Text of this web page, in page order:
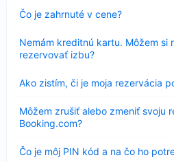
Čo je zahrnuté v cene?
Nezobrazuje
sa
Nemám kreditnú kartu. Môžem si
rezervovať izbu?
sa
Ako zistím, či je moja rezervácia
sa
Môžem zrušiť alebo zmeniť svoju
Booking.com?
sa
Čo je môj PIN kód a na čo ho
Nezobrazuje
sa